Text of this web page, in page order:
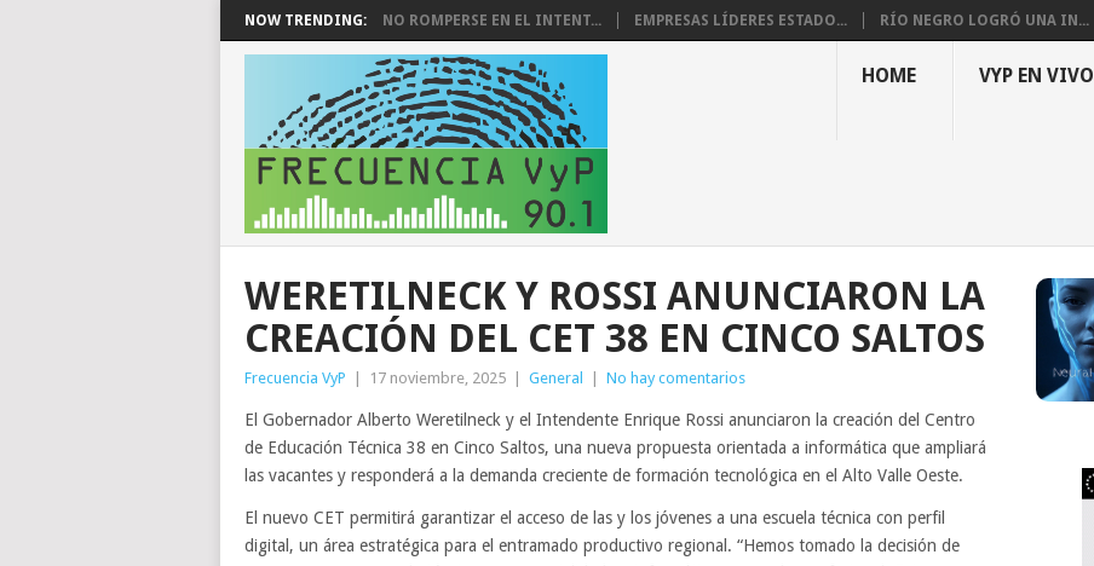
NOW TRENDING: NO ROMPERSE EN EL INTENT... EMPRESAS LÍDERES ESTADO... RÍO NEGRO LOGRÓ UNA IN...
HOME VYP EN VIVO
WERETILNECK Y ROSSI ANUNCIARON LA
CREACIÓN DEL CET 38 EN CINCO SALTOS
Frecuencia VyP 17 noviembre, 2025 General No hay comentarios
El Gobernador Alberto Weretilneck y el Intendente Enrique Rossi anunciaron la creación del Centro
de Educación Técnica 38 en Cinco Saltos, una nueva propuesta orientada a informática que ampliará
las vacantes y responderá a la demanda creciente de formación tecnológica en el Alto Valle Oeste.
El nuevo CET permitirá garantizar el acceso de las y los jóvenes a una escuela técnica con perfil
digital, un área estratégica para el entramado productivo regional. “Hemos tomado la decisión de